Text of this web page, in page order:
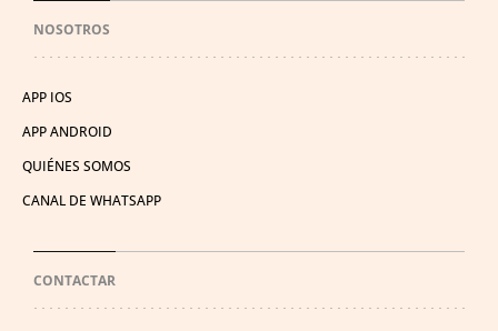
NOSOTROS
APP IOS
APP ANDROID
QUIÉNES SOMOS
CANAL DE WHATSAPP
CONTACTAR